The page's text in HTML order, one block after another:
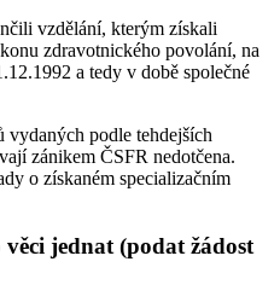
vzdělání, kterým získali
zdravotnického povolání, na
a tedy v době společné
vydaných podle tehdejších
zánikem ČSFR nedotčena.
o získaném specializačním
jednat (podat žádost